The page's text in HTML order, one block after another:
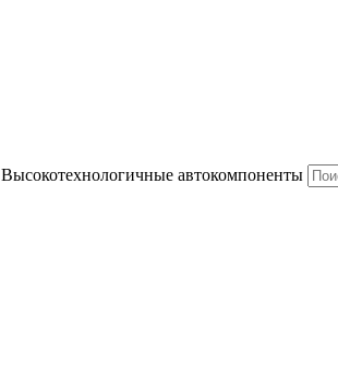
Высокотехнологичные автокомпоненты